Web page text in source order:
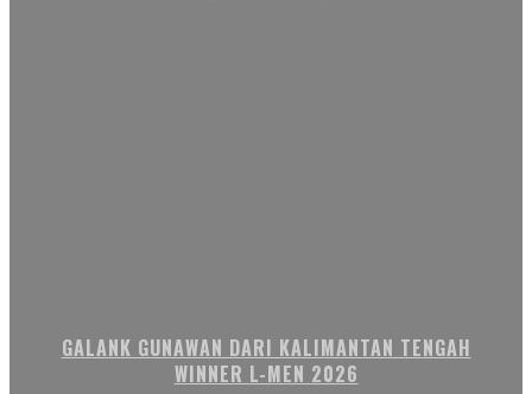
GALANK GUNAWAN DARI KALIMANTAN TENGAH
WINNER L-MEN 2026